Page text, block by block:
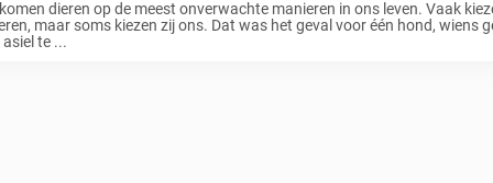
dieren op de meest onverwachte manieren in ons leven. Vaak
maar soms kiezen zij ons. Dat was het geval voor één hond, wiens
te ...